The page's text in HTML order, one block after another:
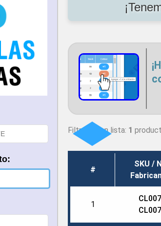
Filtrados en lista: 1
#
SKU /
1
CL007
CL007